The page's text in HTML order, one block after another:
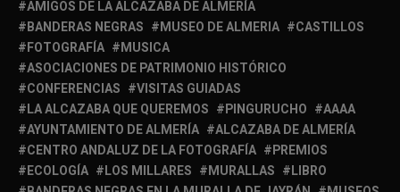
AMIGOS DE LA ALCAZABA DE ALMERÍA
BANDERAS NEGRAS
MUSEO DE ALMERIA
CASTILLOS
FOTOGRAFÍA
MUSICA
ASOCIACIONES DE PATRIMONIO HISTÓRICO
CONFERENCIAS
VISITAS GUIADAS
LA ALCAZABA QUE QUEREMOS
PINGURUCHO
AAAA
AYUNTAMIENTO DE ALMERÍA
ALCAZABA DE ALMERÍA
CENTRO ANDALUZ DE LA FOTOGRAFÍA
PREMIOS
ECOLOGÍA
LOS MILLARES MURALLAS
LIBRO